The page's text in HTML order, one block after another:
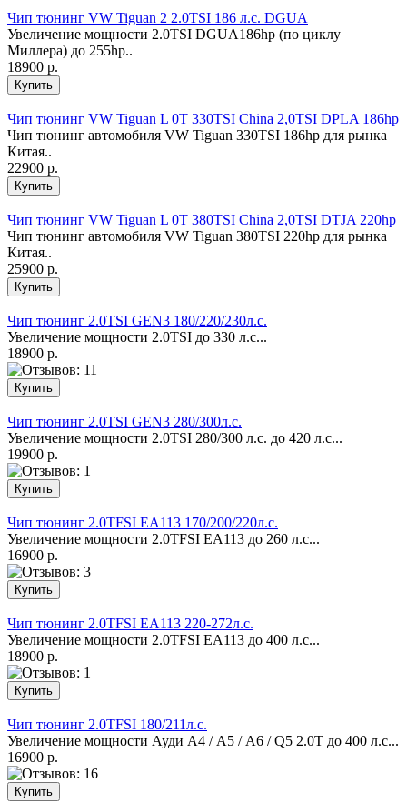
Чип тюнинг VW Tiguan 2 2.0TSI 186 л.с. DGUA
Увеличение мощности 2.0ТSI DGUA186hp (по циклу
Миллера) до 255hp..
18900 р.
Чип тюнинг VW Tiguan L 0T 330TSI China 2,0TSI DPLA 186hp
Чип тюнинг автомобиля VW Tiguan 330TSI 186hp для рынка
Китая..
22900 р.
Чип тюнинг VW Tiguan L 0T 380TSI China 2,0TSI DTJA 220hp
Чип тюнинг автомобиля VW Tiguan 380TSI 220hp для рынка
Китая..
25900 р.
Чип тюнинг 2.0TSI GEN3 180/220/230л.с.
Увеличение мощности 2.0ТSI до 330 л.с...
18900 р.
Чип тюнинг 2.0TSI GEN3 280/300л.с.
Увеличение мощности 2.0ТSI 280/300 л.с. до 420 л.с...
19900 р.
Чип тюнинг 2.0TFSI EA113 170/200/220л.с.
Увеличение мощности 2.0ТFSI EA113 до 260 л.с...
16900 р.
Чип тюнинг 2.0TFSI EA113 220-272л.с.
Увеличение мощности 2.0ТFSI EA113 до 400 л.с...
18900 р.
Чип тюнинг 2.0TFSI 180/211л.с.
Увеличение мощности Ауди А4 / А5 / A6 / Q5 2.0Т до 400 л.с...
16900 р.